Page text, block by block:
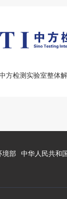
方检测实验室整体
境部 中华人民共和